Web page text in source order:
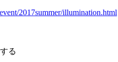
2017summer/illumination.html
る